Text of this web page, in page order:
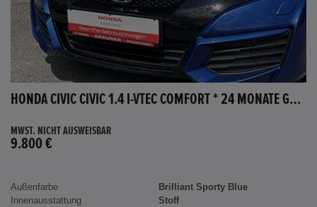
HONDA CIVIC CIVIC 1.4 I-VTEC COMFORT * 24 MONATE GARANTIE *
MWST. NICHT AUSWEISBAR
9.800 €
Außenfarbe
Brilliant Sporty Blue
Innenausstattung
Stoff